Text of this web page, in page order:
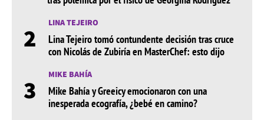
2 LINA TEJEIRO
Lina Tejeiro tomó contundente decisión tras cruce
con Nicolás de Zubiría en MasterChef: esto dijo
3 MIKE BAHÍA
Mike Bahía y Greeicy emocionaron con una
inesperada ecografía, ¿bebé en camino?